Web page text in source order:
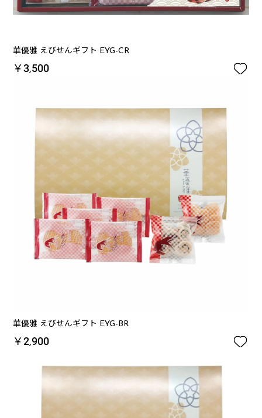
華優雅 えびせんギフト EYG-CR
￥3,500 
華優雅 えびせんギフト EYG-BR
￥2,900 